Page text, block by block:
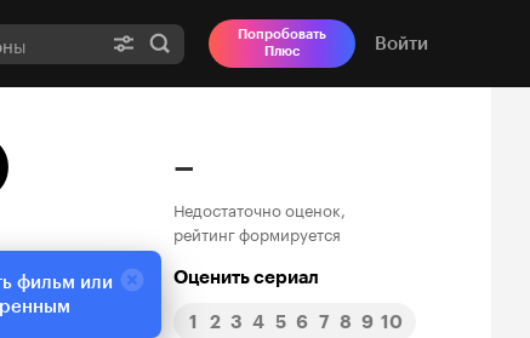
Попробовать
Плюс
Войти
–
Недостаточно оценок,
рейтинг формируется
Оценить сериал
1 2 3 4 5 6 7 8 9 10
фильм или